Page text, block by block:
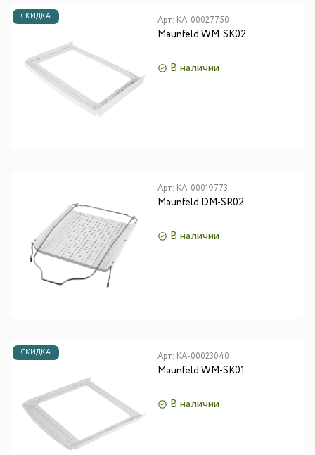
СКИДКА Арт: КА-00027750
Maunfeld WM-SK02
В наличии
Арт: КА-00019773
Maunfeld DM-SR02
В наличии
СКИДКА Арт: КА-00023040
Maunfeld WM-SK01
В наличии